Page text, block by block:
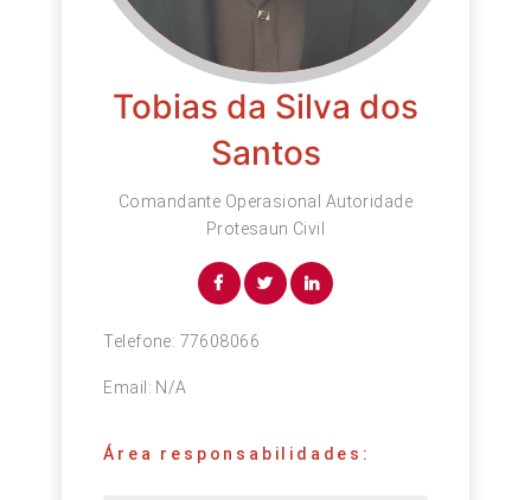
Tobias da Silva dos
Santos
Comandante Operasional Autoridade
Protesaun Civil
Telefone: 77608066
Email: N/A
Área responsabilidades: